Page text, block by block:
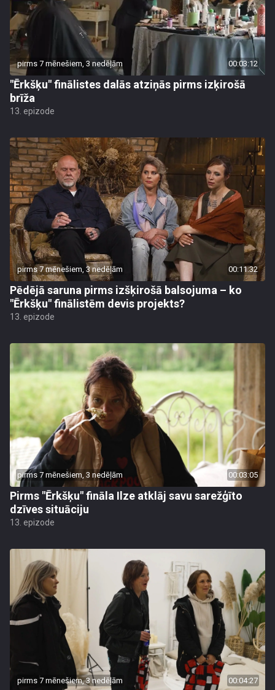
pirms 7 mēnešiem, 3 nedēļām 00:03:12
"Ērkšķu" finālistes dalās atziņās pirms izķirošā
brīža
13. epizode
pirms 7 mēnešiem, 3 nedēļām 00:11:32
Pēdējā saruna pirms izšķirošā balsojuma – ko
"Ērkšķu" finālistēm devis projekts?
13. epizode
pirms 7 mēnešiem, 3 nedēļām 00:03:05
Pirms "Ērkšķu" fināla Ilze atklāj savu sarežģīto
dzīves situāciju
13. epizode
pirms 7 mēnešiem, 3 nedēļām 00:04:27